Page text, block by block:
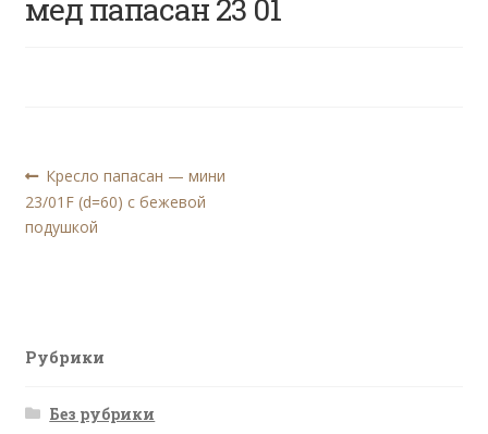
Ротанг оптом
мед папасан 23 01
Навигация
по
Предыдущая
запись:
Кресло папасан — мини
23/01F (d=60) с бежевой
подушкой
Рубрики
Без рубрики